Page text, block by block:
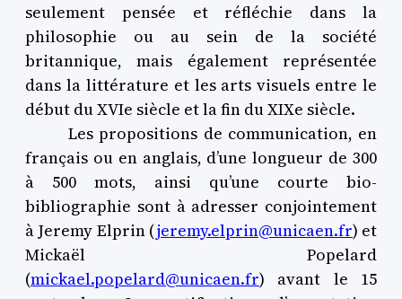
seulement pensée et réfléchie dans la
philosophie ou au sein de la société
britannique, mais également représentée
dans la littérature et les arts visuels entre le
début du XVIe siècle et la fin du XIXe siècle.
Les propositions de communication, en
français ou en anglais, d’une longueur de 300
à 500 mots, ainsi qu’une courte bio-
bibliographie sont à adresser conjointement
à Jeremy Elprin (jeremy.elprin@unicaen.fr) et
Mickaël Popelard
(mickael.popelard@unicaen.fr) avant le 15